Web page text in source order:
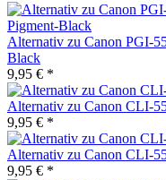
Alternativ zu Canon PGI-
Black
9,95 € *
Alternativ zu Canon CLI-
9,95 € *
Alternativ zu Canon CLI-
9,95 € *